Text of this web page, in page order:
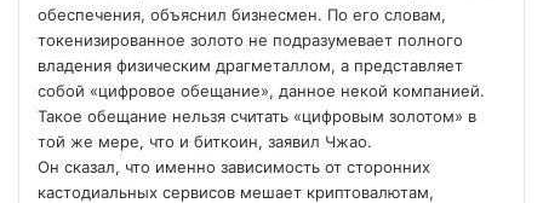
обеспечения, объяснил бизнесмен. По его словам,
токенизированное золото не подразумевает полного
владения физическим драгметаллом, а представляет
собой «цифровое обещание», данное некой компанией.
Такое обещание нельзя считать «цифровым золотом» в
той же мере, что и биткоин, заявил Чжао.
Он сказал, что именно зависимость от сторонних
кастодиальных сервисов мешает криптовалютам,